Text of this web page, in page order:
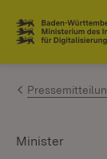
Zum
Link zur
Minister